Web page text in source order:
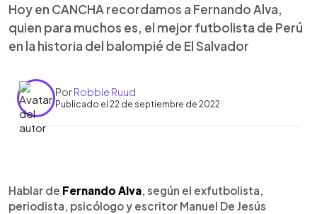
Hoy en CANCHA recordamos a Fernando Alva,
quien para muchos es, el mejor futbolista de Perú
en la historia del balompié de El Salvador
PorRobbie Ruud
Publicado el 22 de septiembre de 2022
► Escuchar artículo
Hablar de Fernando Alva, según el exfutbolista,
periodista, psicólogo y escritor Manuel De Jesús